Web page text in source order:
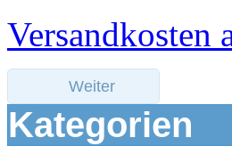
Versandkosten
Weiter
Kategorien